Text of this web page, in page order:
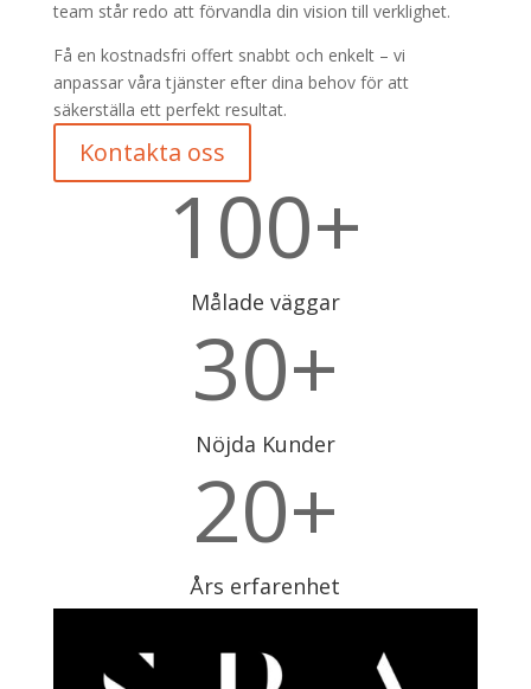
team står redo att förvandla din vision till verklighet.
Få en kostnadsfri offert snabbt och enkelt – vi
anpassar våra tjänster efter dina behov för att
säkerställa ett perfekt resultat.
Kontakta oss
100+
Målade väggar
30+
Nöjda Kunder
20+
Års erfarenhet